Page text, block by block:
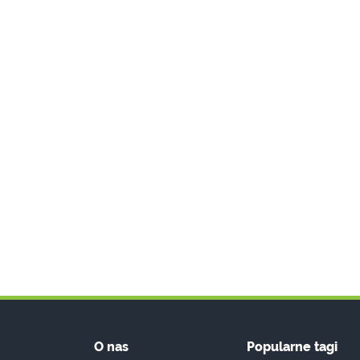
O nas Popularne tagi